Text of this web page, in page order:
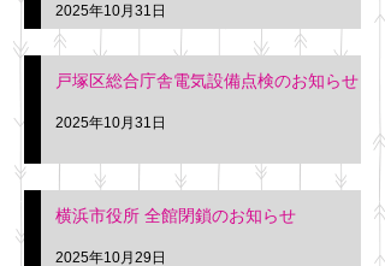
2025年10月31日
戸塚区総合庁舎電気設備点検のお知らせ
2025年10月31日
横浜市役所 全館閉鎖のお知らせ
2025年10月29日